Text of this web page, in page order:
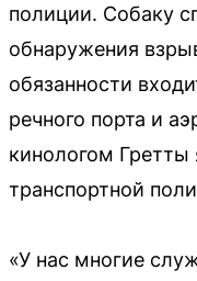
полиции. Собаку
обнаружения
обязанности
речного порта и
кинологом Гретты
транспортной
«У нас многие